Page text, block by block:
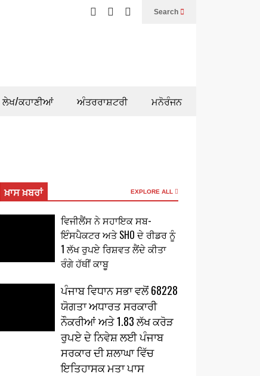
Search
ਲੇਖ/ਕਹਾਣੀਆਂ ਅੰਤਰਰਾਸ਼ਟਰੀ ਮਨੋਰੰਜਨ
ਖ਼ਾਸ ਖ਼ਬਰਾਂ EXPLORE ALL
ਵਿਜੀਲੈਂਸ ਨੇ ਸਹਾਇਕ ਸਬ-
ਇੰਸਪੈਕਟਰ ਅਤੇ SHO ਦੇ ਰੀਡਰ ਨੂੰ
1 ਲੱਖ ਰੁਪਏ ਰਿਸ਼ਵਤ ਲੈਂਦੇ ਕੀਤਾ
ਰੰਗੇ ਹੱਥੀਂ ਕਾਬੂ
ਪੰਜਾਬ ਵਿਧਾਨ ਸਭਾ ਵਲੋਂ 68228
ਯੋਗਤਾ ਅਧਾਰਤ ਸਰਕਾਰੀ
ਨੌਕਰੀਆਂ ਅਤੇ 1.83 ਲੱਖ ਕਰੋੜ
ਰੁਪਏ ਦੇ ਨਿਵੇਸ਼ ਲਈ ਪੰਜਾਬ
ਸਰਕਾਰ ਦੀ ਸ਼ਲਾਘਾ ਵਿੱਚ
ਇਤਿਹਾਸਕ ਮਤਾ ਪਾਸ